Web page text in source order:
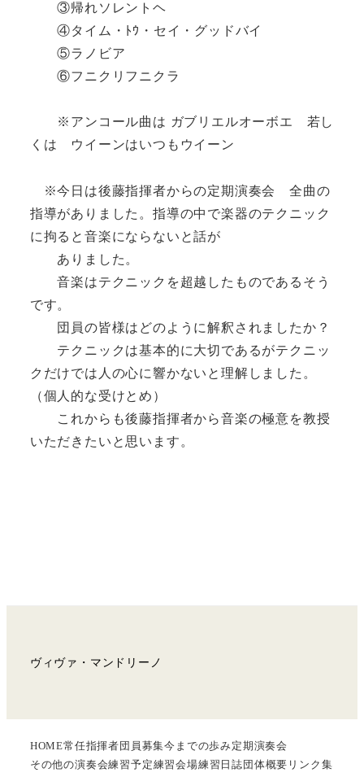
③帰れソレントヘ
④タイム・ﾄｳ・セイ・グッドバイ
⑤ラノビア
⑥フニクリフニクラ
※アンコール曲は ガブリエルオーボエ 若し
くは ウイーンはいつもウイーン
※今日は後藤指揮者からの定期演奏会 全曲の
指導がありました。指導の中で楽器のテクニック
に拘ると音楽にならないと話が
ありました。
音楽はテクニックを超越したものであるそう
です。
団員の皆様はどのように解釈されましたか？
テクニックは基本的に大切であるがテクニッ
クだけでは人の心に響かないと理解しました。
（個人的な受けとめ）
これからも後藤指揮者から音楽の極意を教授
いただきたいと思います。
ヴィヴァ・マンドリーノ
HOME常任指揮者 団員募集今までの歩み定期演奏会
その他の演奏会練習予定練習会場練習日誌 団体概要 リンク集